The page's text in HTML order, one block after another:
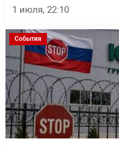
1 июля, 22:10
События